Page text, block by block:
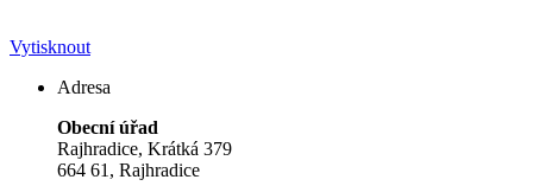
Vytisknout
Adresa
Obecní úřad
Rajhradice, Krátká 379
664 61, Rajhradice